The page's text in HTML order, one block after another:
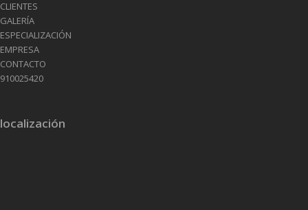
CLIENTES
GALERÍA
ESPECIALIZACIÓN
EMPRESA
CONTACTO
910025420
localización